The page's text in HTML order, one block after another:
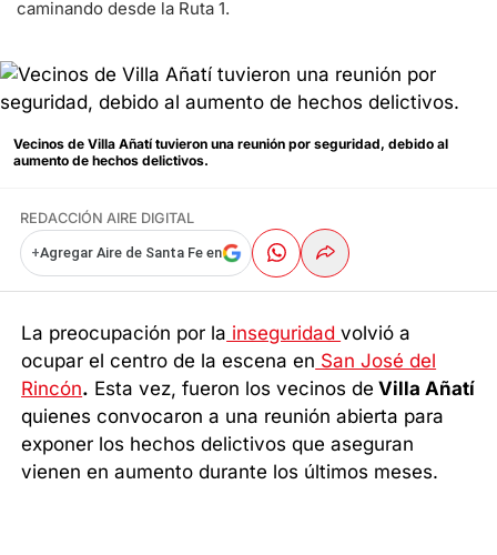
caminando desde la Ruta 1.
Vecinos de Villa Añatí tuvieron una reunión por seguridad, debido al
aumento de hechos delictivos.
REDACCIÓN AIRE DIGITAL
+Agregar Aire de Santa Fe en
La preocupación por la inseguridadvolvió a
ocupar el centro de la escena en San José del
Rincón. Esta vez, fueron los vecinos de Villa Añatí
quienes convocaron a una reunión abierta para
exponer los hechos delictivos que aseguran
vienen en aumento durante los últimos meses.